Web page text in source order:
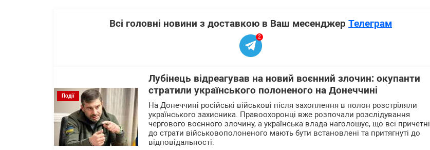
Всі головні новини з доставкою в Ваш месенджер Телеграм
2
Події
Лубінець відреагував на новий воєнний злочин: окупанти
стратили українського полоненого на Донеччині
На Донеччині російські військові після захоплення в полон розстріляли
українського захисника. Правоохоронці вже розпочали розслідування
чергового воєнного злочину, а українська влада наголошує, що всі причетні
до страти військовополоненого мають бути встановлені та притягнуті до
відповідальності.